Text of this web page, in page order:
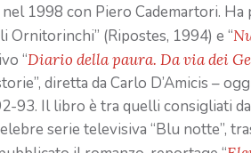
1998 con Piero Cademartori.
Ornitorinchi” (Ripostes, 1994) e “
“Diario della paura. Da via dei
diretta da Carlo D’Amicis –
93. Il libro è tra quelli consigliati
serie televisiva “Blu notte”,